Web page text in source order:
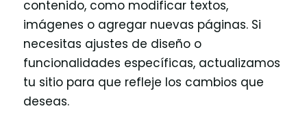
contenido, como modificar textos,
imágenes o agregar nuevas páginas. Si
necesitas ajustes de diseño o
funcionalidades específicas, actualizamos
tu sitio para que refleje los cambios que
deseas.